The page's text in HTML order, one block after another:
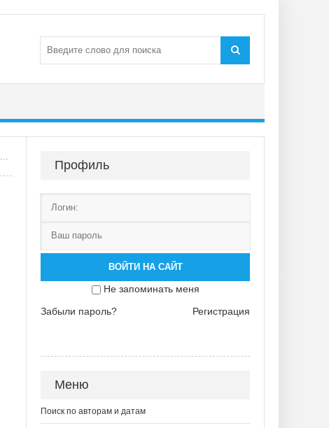
Профиль
ВОЙТИ НА САЙТ
Не запоминать меня
Забыли пароль?
Регистрация
Меню
Поиск по авторам и датам